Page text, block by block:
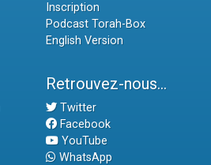
Inscription
Podcast Torah-Box
English Version
Retrouvez-nous...
Twitter
Facebook
YouTube
WhatsApp